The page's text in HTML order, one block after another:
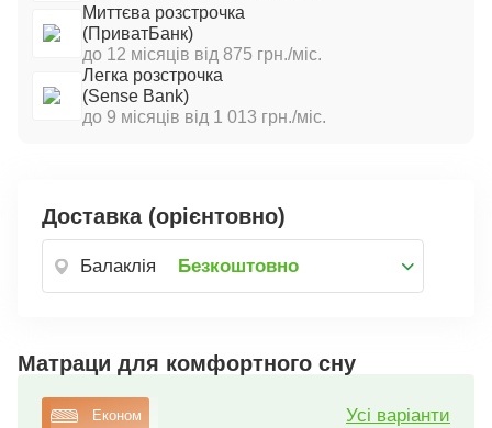
Миттєва розстрочка
(ПриватБанк)
до 12 місяців від 875 грн./міс.
Легка розстрочка
(Sense Bank)
до 9 місяців від 1 013 грн./міс.
Доставка (орієнтовно)
Балаклія Безкоштовно
Матраци для комфортного сну
Економ Усі варіанти